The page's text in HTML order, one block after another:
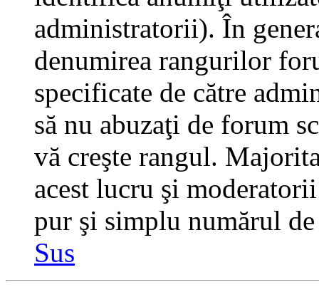
administratorii). În
denumirea rangurilor
specificate de către
să nu abuzaţi de forum
vă creşte rangul.
acest lucru şi
pur şi simplu numărul de
Sus